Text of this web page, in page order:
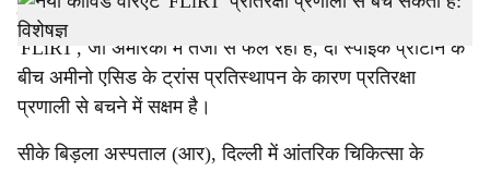
h
a
r
e
नई दिल्ली:
विशेषज्ञों ने रविवार को कहा कि नया कोविड-19 वेरिएंट
'FLiRT', जो अमेरिका में तेजी से फैल रहा है, दो स्पाइक प्रोटीन के
बीच अमीनो एसिड के ट्रांस प्रतिस्थापन के कारण प्रतिरक्षा
प्रणाली से बचने में सक्षम है।
सीके बिड़ला अस्पताल (आर), दिल्ली में आंतरिक चिकित्सा के